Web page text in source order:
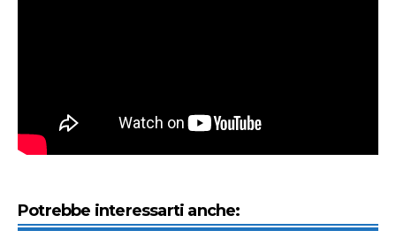
Potrebbe interessarti anche: